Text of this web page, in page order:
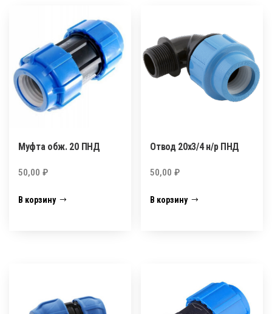
Муфта обж. 20 ПНД
50,00 ₽
В корзину
Отвод 20х3/4 н/р ПНД
50,00₽
В корзину